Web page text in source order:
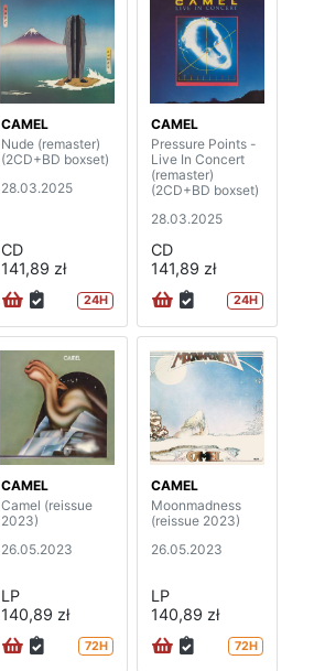
CAMEL
Nude (remaster)
(2CD+BD boxset)
28.03.2025
CD
141,89 zł
24H
CAMEL
Pressure Points -
Live In Concert
(remaster)
(2CD+BD boxset)
28.03.2025
CD
141,89 zł
24H
CAMEL
Camel (reissue
2023)
26.05.2023
LP
140,89 zł
72H
CAMEL
Moonmadness
(reissue 2023)
26.05.2023
LP
140,89 zł
72H